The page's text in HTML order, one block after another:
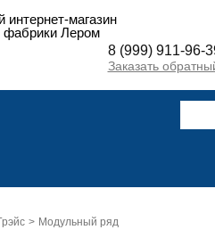
магазин
фабрики Лером
8 (999) 911-96-
Заказать
Модульный ряд